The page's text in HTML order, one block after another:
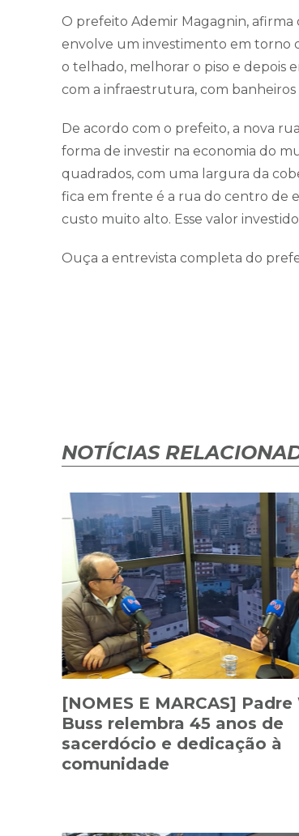
O prefeito Ademir Magagnin, afirma
envolve um investimento em torno
o telhado, melhorar o piso e depois
com a infraestrutura, com banheiros
De acordo com o prefeito, a nova
forma de investir na economia do
quadrados, com uma largura da
fica em frente é a rua do centro de
custo muito alto. Esse valor
Ouça a entrevista completa do
NOTÍCIAS
[NOMES E MARCAS]
Buss relembra 45 anos de
sacerdócio e dedicação à
comunidade